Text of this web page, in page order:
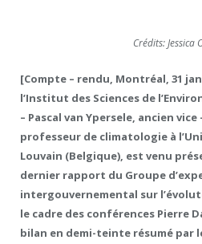
Crédits: Jessica
[Compte – rendu, Montréal, 31
l’Institut des Sciences de
– Pascal van Ypersele, ancien
professeur de climatologie à
Louvain (Belgique), est venu
dernier rapport du Groupe
intergouvernemental sur
le cadre des conférences Pierre
bilan en demi-teinte résumé par